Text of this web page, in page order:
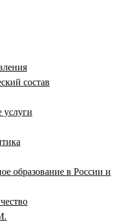
состав
услуги
образование в России и